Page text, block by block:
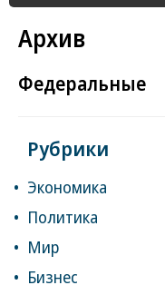
Архив
Федеральные
Рубрики
Экономика
Политика
Мир
Бизнес